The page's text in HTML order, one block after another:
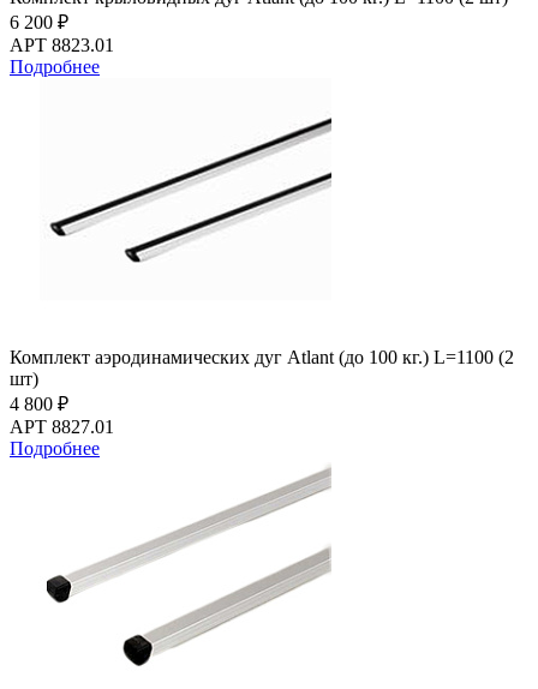
6 200 ₽
АРТ 8823.01
Подробнее
Комплект аэродинамических дуг Atlant (до 100 кг.) L=1100 (2
шт)
4 800 ₽
АРТ 8827.01
Подробнее